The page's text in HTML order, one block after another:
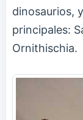
dinosaurios,
principales:
Ornithischia.